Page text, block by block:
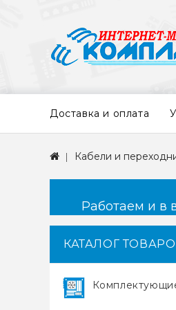
Доставка и оплата
Кабели и
Работаем и в
КАТАЛОГ